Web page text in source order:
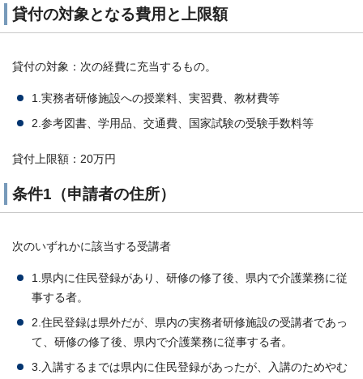
貸付の対象となる費用と上限額
貸付の対象：次の経費に充当するもの。
1.実務者研修施設への授業料、実習費、教材費等
2.参考図書、学用品、交通費、国家試験の受験手数料等
貸付上限額：20万円
条件1（申請者の住所）
次のいずれかに該当する受講者
1.県内に住民登録があり、研修の修了後、県内で介護業務に従
事する者。
2.住民登録は県外だが、県内の実務者研修施設の受講者であっ
て、研修の修了後、県内で介護業務に従事する者。
3.入講するまでは県内に住民登録があったが、入講のためやむ